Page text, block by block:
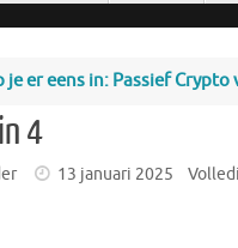
je er eens in: Passief
4
13 januari 2025